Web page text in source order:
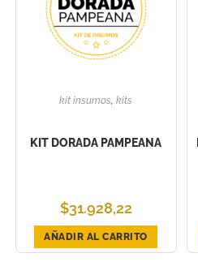
kit insumos ,kits
KIT DORADA PAMPEANA
$31.928,22
AÑADIR AL CARRITO